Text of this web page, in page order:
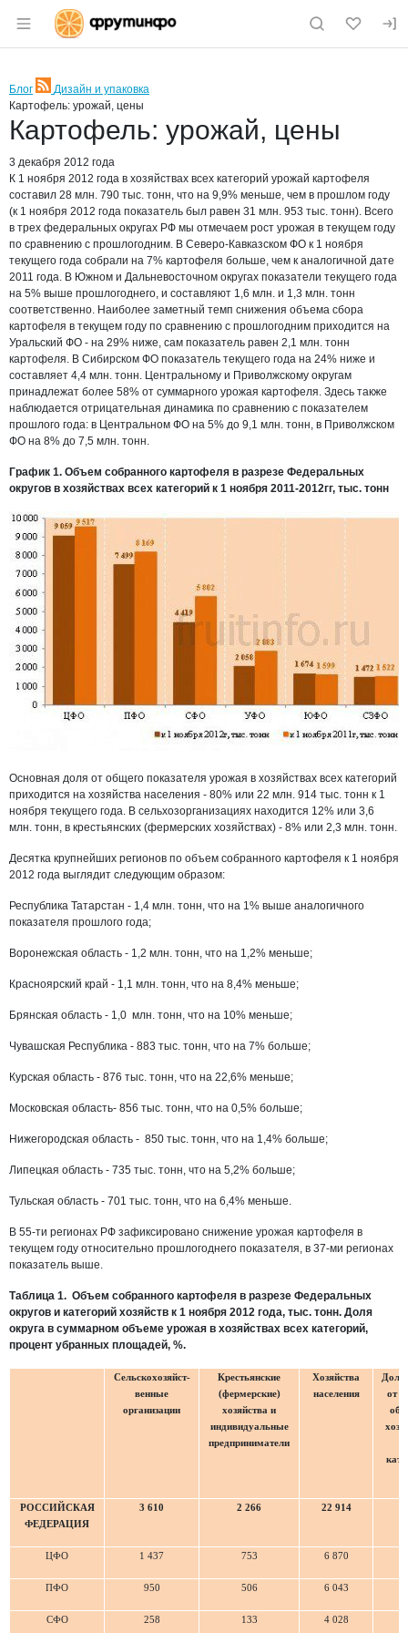
Раздел навигации по сайту fruitinfo.ru
Блог
RSS
Дизайн и упаковка
Картофель: урожай, цены
Картофель: урожай, цены
3 декабря 2012 года
К 1 ноября 2012 года в хозяйствах всех категорий урожай картофеля
составил 28 млн. 790 тыс. тонн, что на 9,9% меньше, чем в прошлом году
(к 1 ноября 2012 года показатель был равен 31 млн. 953 тыс. тонн). Всего
в трех федеральных округах РФ мы отмечаем рост урожая в текущем году
по сравнению с прошлогодним. В Северо-Кавказском ФО к 1 ноября
текущего года собрали на 7% картофеля больше, чем к аналогичной дате
2011 года. В Южном и Дальневосточном округах показатели текущего года
на 5% выше прошлогоднего, и составляют 1,6 млн. и 1,3 млн. тонн
соответственно. Наиболее заметный темп снижения объема сбора
картофеля в текущем году по сравнению с прошлогодним приходится на
Уральский ФО - на 29% ниже, сам показатель равен 2,1 млн. тонн
картофеля. В Сибирском ФО показатель текущего года на 24% ниже и
составляет 4,4 млн. тонн. Центральному и Приволжскому округам
принадлежат более 58% от суммарного урожая картофеля. Здесь также
наблюдается отрицательная динамика по сравнению с показателем
прошлого года: в Центральном ФО на 5% до 9,1 млн. тонн, в Приволжском
ФО на 8% до 7,5 млн. тонн.
График 1. Объем собранного картофеля в разрезе Федеральных
округов в хозяйствах всех категорий к 1 ноября 2011-2012гг, тыс. тонн
Основная доля от общего показателя урожая в хозяйствах всех категорий
приходится на хозяйства населения - 80% или 22 млн. 914 тыс. тонн к 1
ноября текущего года. В сельхозорганизациях находится 12% или 3,6
млн. тонн, в крестьянских (фермерских хозяйствах) - 8% или 2,3 млн. тонн.
Десятка крупнейших регионов по объем собранного картофеля к 1 ноября
2012 года выглядит следующим образом:
Республика Татарстан - 1,4 млн. тонн, что на 1% выше аналогичного
показателя прошлого года;
Воронежская область - 1,2 млн. тонн, что на 1,2% меньше;
Красноярский край - 1,1 млн. тонн, что на 8,4% меньше;
Брянская область - 1,0 млн. тонн, что на 10% меньше;
Чувашская Республика - 883 тыс. тонн, что на 7% больше;
Курская область - 876 тыс. тонн, что на 22,6% меньше;
Московская область- 856 тыс. тонн, что на 0,5% больше;
Нижегородская область - 850 тыс. тонн, что на 1,4% больше;
Липецкая область - 735 тыс. тонн, что на 5,2% больше;
Тульская область - 701 тыс. тонн, что на 6,4% меньше.
В 55-ти регионах РФ зафиксировано снижение урожая картофеля в
текущем году относительно прошлогоднего показателя, в 37-ми регионах
показатель выше.
Таблица 1. Объем собранного картофеля в разрезе Федеральных
округов и категорий хозяйств к 1 ноября 2012 года, тыс. тонн. Доля
округа в суммарном объеме урожая в хозяйствах всех категорий,
процент убранных площадей, %.
Сельскохозяйст-
венные
организации
Крестьянские
(фермерские)
хозяйства и
индивидуальные
предприниматели
Хозяйства
населения
Доля
от
РОССИЙСКАЯ
ФЕДЕРАЦИЯ
3 610 2 266 22 914
ЦФО 1 437 753 6 870
ПФО 950 506 6 043
СФО 258 133 4 028